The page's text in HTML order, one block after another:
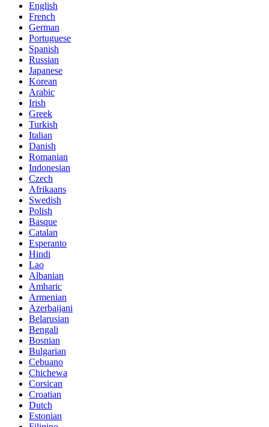
English
French
German
Portuguese
Spanish
Russian
Japanese
Korean
Arabic
Irish
Greek
Turkish
Italian
Danish
Romanian
Indonesian
Czech
Afrikaans
Swedish
Polish
Basque
Catalan
Esperanto
Hindi
Lao
Albanian
Amharic
Armenian
Azerbaijani
Belarusian
Bengali
Bosnian
Bulgarian
Cebuano
Chichewa
Corsican
Croatian
Dutch
Estonian